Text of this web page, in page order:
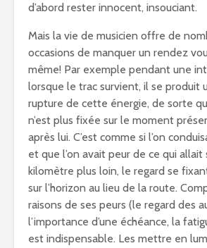
d’abord rester innocent, insouciant.
Mais la vie de musicien offre de
occasions de manquer un rendez
même! Par exemple pendant une
lorsque le trac survient, il se produit
rupture de cette énergie, de sorte
n’est plus fixée sur le moment
après lui. C’est comme si l’on
et que l’on avait peur de ce qui allait
kilomètre plus loin, le regard se
sur l’horizon au lieu de la route.
raisons de ses peurs (le regard des
l’importance d’une échéance, la
est indispensable. Les mettre en